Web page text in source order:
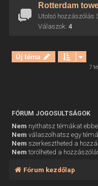
Rotterdam
Utolsó hozzászólás
Válaszok: 4
Új téma
7
FÓRUM JOGOSULTSÁGOK
Nem nyithatsz témákat
Nem válaszolhatsz egy
Nem szerkesztheted a
Nem törölheted a
Fórum kezdőlap